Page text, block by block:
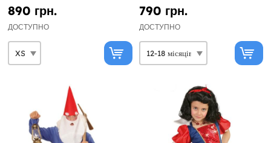
890 грн.
ДОСТУПНО
790 грн.
ДОСТУПНО